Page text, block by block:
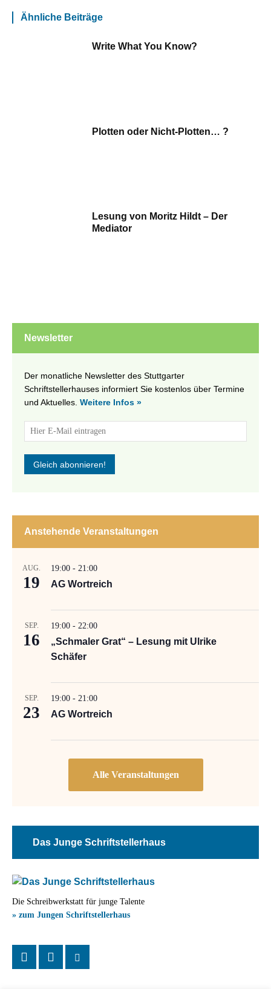
Ähnliche Beiträge
Write What You Know?
Plotten oder Nicht-Plotten… ?
Lesung von Moritz Hildt – Der
Mediator
Newsletter
Der monatliche Newsletter des Stuttgarter
Schriftstellerhauses informiert Sie kostenlos über Termine
und Aktuelles. Weitere Infos »
Anstehende Veranstaltungen
AUG.
19
19:00 - 21:00
AG Wortreich
SEP.
16
19:00 - 22:00
„Schmaler Grat“ – Lesung mit Ulrike
Schäfer
SEP.
23
19:00 - 21:00
AG Wortreich
Das Junge Schriftstellerhaus
Die Schreibwerkstatt für junge Talente
» zum Jungen Schriftstellerhaus